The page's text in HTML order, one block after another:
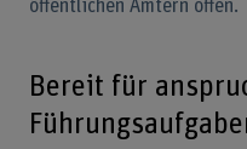
öffentlichen Ämtern offen.
Bereit für